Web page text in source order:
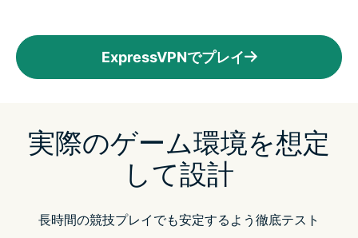
ExpressVPNでプレイ
実際のゲーム環境を想定
して設計
長時間の競技プレイでも安定するよう徹底テスト